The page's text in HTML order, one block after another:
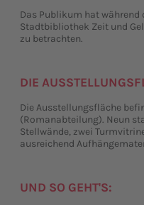
Das Publikum hat während
Stadtbibliothek Zeit und
zu betrachten.
DIE
Die Ausstellungsfläche
(Romanabteilung). Neun
Stellwände, zwei
ausreichend
UND SO GEHT'S: